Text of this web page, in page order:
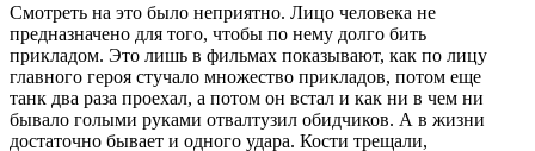
Смотреть на это было неприятно. Лицо человека не
предназначено для того, чтобы по нему долго бить
прикладом. Это лишь в фильмах показывают, как по лицу
главного героя стучало множество прикладов, потом еще
танк два раза проехал, а потом он встал и как ни в чем ни
бывало голыми руками отвалтузил обидчиков. А в жизни
достаточно бывает и одного удара. Кости трещали,